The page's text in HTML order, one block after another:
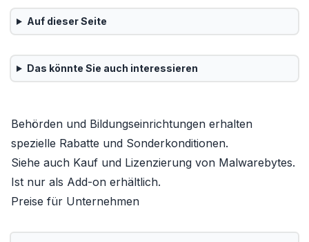
Auf dieser Seite
Das könnte Sie auch interessieren
Behörden und Bildungseinrichtungen erhalten
spezielle Rabatte und Sonderkonditionen.
Siehe auch Kauf und Lizenzierung von Malwarebytes.
Ist nur als Add-on erhältlich.
Preise für Unternehmen